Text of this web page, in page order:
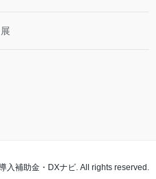
入補助金・DXナビ. All rights reserved.